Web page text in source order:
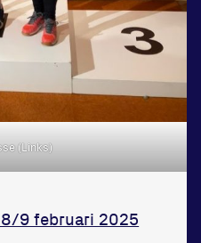
(Links)
9 februari 2025